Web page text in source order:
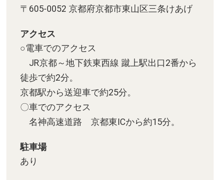
〒605-0052 京都府京都市東山区三条けあげ
アクセス
○電車でのアクセス
JR京都～地下鉄東西線 蹴上駅出口2番から
徒歩で約2分。
京都駅から送迎車で約25分。
〇車でのアクセス
名神高速道路 京都東ICから約15分。
駐車場
あり